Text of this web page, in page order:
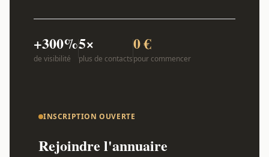
+300%
de visibilité
5×
plus de contacts
0 €
pour commencer
INSCRIPTION OUVERTE
Rejoindre l'annuaire